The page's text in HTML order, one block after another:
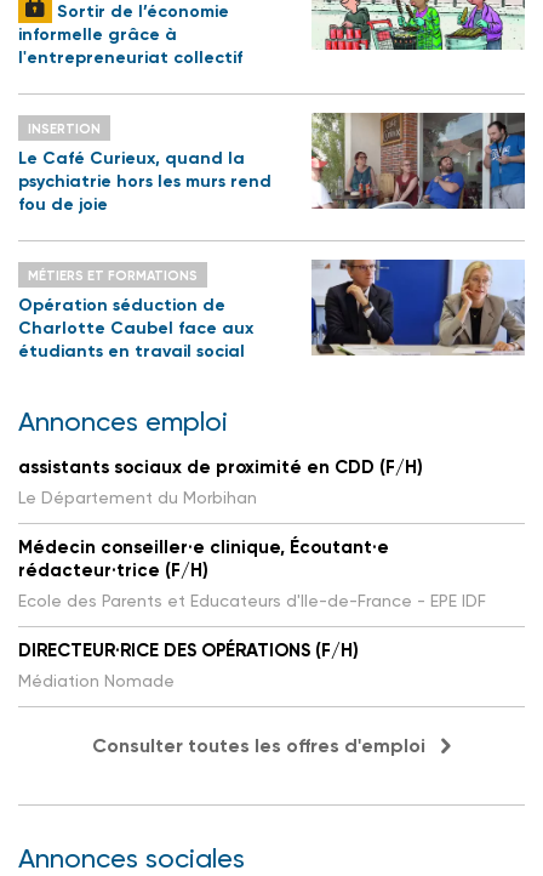
Sortir de l’économie
informelle grâce à
l'entrepreneuriat collectif
INSERTION
Le Café Curieux, quand la
psychiatrie hors les murs rend
fou de joie
MÉTIERS ET FORMATIONS
Opération séduction de
Charlotte Caubel face aux
étudiants en travail social
Annonces emploi
assistants sociaux de proximité en CDD (F/H)
Le Département du Morbihan
Médecin conseiller·e clinique, Écoutant·e
rédacteur·trice (F/H)
Ecole des Parents et Educateurs d'Ile-de-France - EPE IDF
DIRECTEUR·RICE DES OPÉRATIONS (F/H)
Médiation Nomade
Consulter toutes les offres d'emploi
Annonces sociales